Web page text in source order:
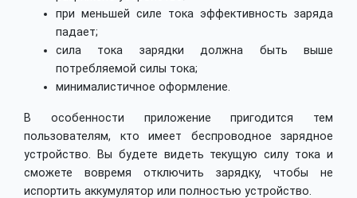
при меньшей силе тока эффективность заряда
падает;
сила тока зарядки должна быть выше
потребляемой силы тока;
минималистичное оформление.
В особенности приложение пригодится тем
пользователям, кто имеет беспроводное зарядное
устройство. Вы будете видеть текущую силу тока и
сможете вовремя отключить зарядку, чтобы не
испортить аккумулятор или полностью устройство.